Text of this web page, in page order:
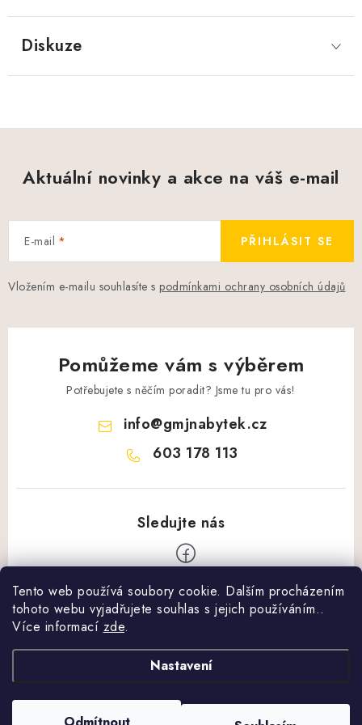
Tento web používá soubory cookie. Dalším procházením
tohoto webu vyjadřujete souhlas s jejich používáním..
Více informací zde.
Nastavení
Diskuze
Aktuální novinky a akce na váš e-mail
E-mail
Vložením e-mailu souhlasíte s podmínkami ochrany osobních údajů
PŘIHLÁSIT SE
Pomůžeme vám s výběrem
Potřebujete s něčím poradit? Jsme tu pro vás!
info@gmjnabytek.cz
603 178 113
Vše o nákupu
Podmínky ochrany osobních údajů
Další informace